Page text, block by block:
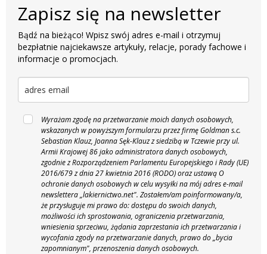
Zapisz się na newsletter
Bądź na bieżąco! Wpisz swój adres e-mail i otrzymuj
bezpłatnie najciekawsze artykuły, relacje, porady fachowe i
informacje o promocjach.
Wyrażam zgodę na przetwarzanie moich danych osobowych,
wskazanych w powyższym formularzu przez firmę Goldman s.c.
Sebastian Klauz, Joanna Sęk-Klauz z siedzibą w Tczewie przy ul.
Armii Krajowej 86 jako administratora danych osobowych,
zgodnie z Rozporządzeniem Parlamentu Europejskiego i Rady (UE)
2016/679 z dnia 27 kwietnia 2016 (RODO) oraz ustawą O
ochronie danych osobowych w celu wysyłki na mój adres e-mail
newslettera „lakiernictwo.net". Zostałem/am poinformowany/a,
że przysługuje mi prawo do: dostępu do swoich danych,
możliwości ich sprostowania, ograniczenia przetwarzania,
wniesienia sprzeciwu, żądania zaprzestania ich przetwarzania i
wycofania zgody na przetwarzanie danych, prawo do „bycia
zapomnianym", przenoszenia danych osobowych.